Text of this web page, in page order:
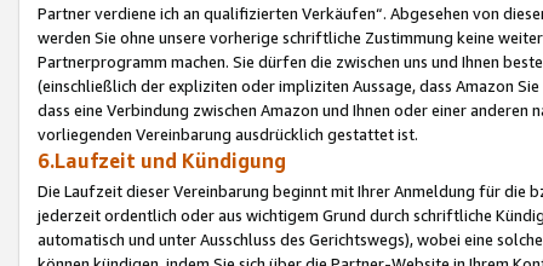
Partner verdiene ich an qualifizierten Verkäufen“. Abgesehen von
werden Sie ohne unsere vorherige schriftliche Zustimmung keine
Partnerprogramm machen. Sie dürfen die zwischen uns und Ihnen
(einschließlich der expliziten oder impliziten Aussage, dass Amazon
dass eine Verbindung zwischen Amazon und Ihnen oder einer
vorliegenden Vereinbarung ausdrücklich gestattet ist.
6.Laufzeit und Kündigung
Die Laufzeit dieser Vereinbarung beginnt mit Ihrer Anmeldung für die
jederzeit ordentlich oder aus wichtigem Grund durch schriftliche
automatisch und unter Ausschluss des Gerichtswegs), wobei eine